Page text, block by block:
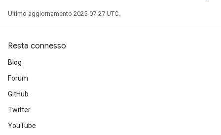
Ultimo aggiornamento 2025-07-27 UTC.
Resta connesso
Blog
Forum
GitHub
Twitter
YouTube